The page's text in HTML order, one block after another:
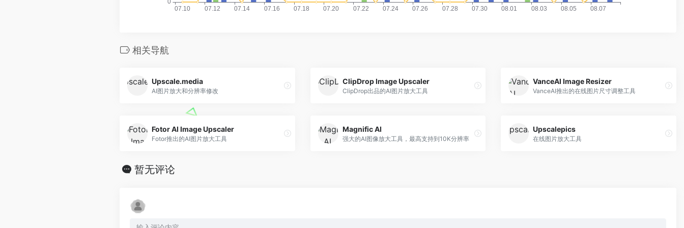
相关导航
Upscale.media
AI图片放大和分辨率修改
ClipDrop Image Upscaler
ClipDrop出品的AI图片放大工具
VanceAI Image Resizer
VanceAI推出的在线图片尺寸调整工具
Fotor AI Image Upscaler
Fotor推出的AI图片放大工具
Magnific AI
强大的AI图像放大工具，最高支持到10K分辨率
Upscalepics
在线图片放大工具
暂无评论